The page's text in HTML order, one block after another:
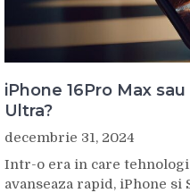
iPhone 16Pro Max
Ultra?
decembrie 31, 2024
Intr-o era in care
avanseaza rapid, iPhone